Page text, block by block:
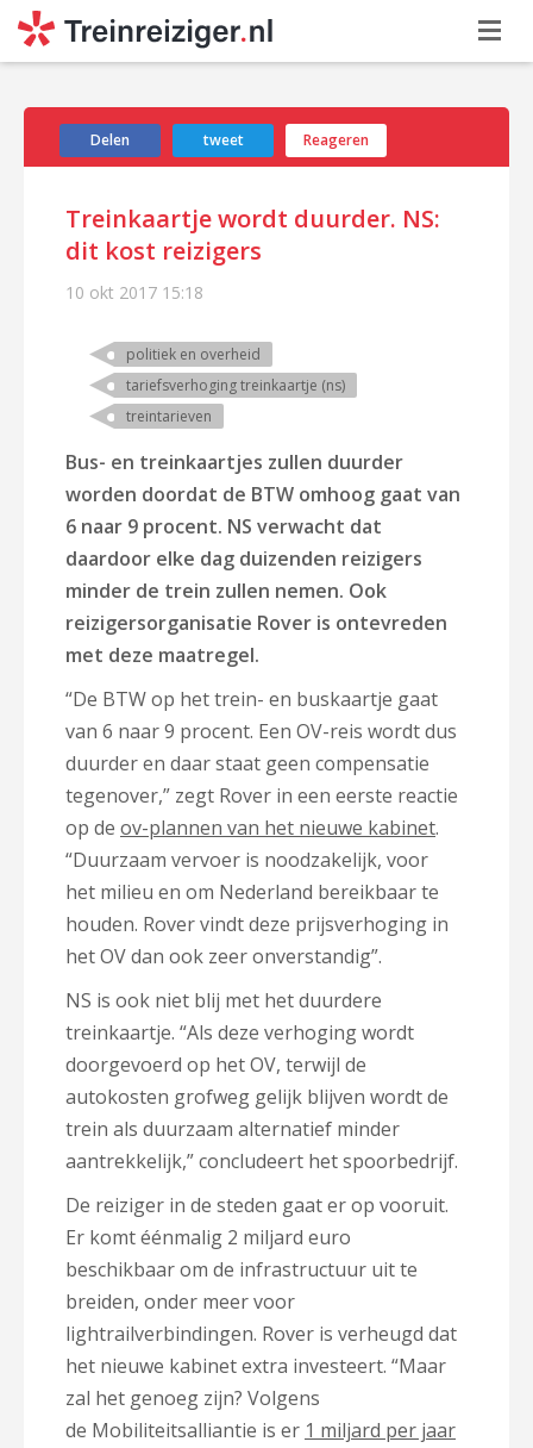
Delen tweet Reageren
Treinkaartje wordt duurder. NS:
dit kost reizigers
10 okt 2017 15:18
politiek en overheid
tariefsverhoging treinkaartje (ns)
treintarieven
Bus- en treinkaartjes zullen duurder
worden doordat de BTW omhoog gaat van
6 naar 9 procent. NS verwacht dat
daardoor elke dag duizenden reizigers
minder de trein zullen nemen. Ook
reizigersorganisatie Rover is ontevreden
met deze maatregel.
“De BTW op het trein- en buskaartje gaat
van 6 naar 9 procent. Een OV-reis wordt dus
duurder en daar staat geen compensatie
tegenover,” zegt Rover in een eerste reactie
op de ov-plannen van het nieuwe kabinet.
“Duurzaam vervoer is noodzakelijk, voor
het milieu en om Nederland bereikbaar te
houden. Rover vindt deze prijsverhoging in
het OV dan ook zeer onverstandig”.
NS is ook niet blij met het duurdere
treinkaartje. “Als deze verhoging wordt
doorgevoerd op het OV, terwijl de
autokosten grofweg gelijk blijven wordt de
trein als duurzaam alternatief minder
aantrekkelijk,” concludeert het spoorbedrijf.
De reiziger in de steden gaat er op vooruit.
Er komt éénmalig 2 miljard euro
beschikbaar om de infrastructuur uit te
breiden, onder meer voor
lightrailverbindingen. Rover is verheugd dat
het nieuwe kabinet extra investeert. “Maar
zal het genoeg zijn? Volgens
de Mobiliteitsalliantie is er 1 miljard per jaar